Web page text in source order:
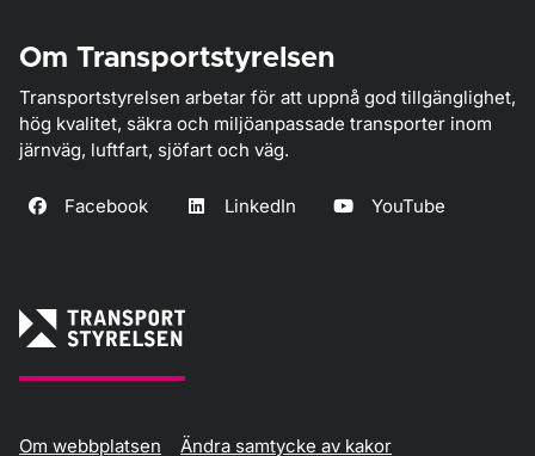
Om Transportstyrelsen
Transportstyrelsen arbetar för att uppnå god tillgänglighet,
hög kvalitet, säkra och miljöanpassade transporter inom
järnväg, luftfart, sjöfart och väg.
Facebook LinkedIn YouTube
Om webbplatsen Ändra samtycke av kakor